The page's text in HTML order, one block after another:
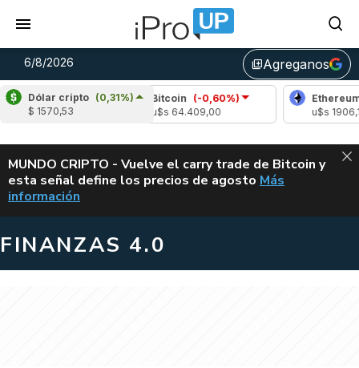
6/8/2026 library_addAgreganos
Dólar cripto (0,31%)
$ 1570,53
Bitcoin (-0,60%)
u$s 64.409,00
Ethereum (-
u$s 1906,10
ALERTA
MUNDO CRIPTO - Vuelve el carry trade de Bitcoin y
esta señal define los precios de agosto VUELVE EL
Más
información
FINANZAS 4.0